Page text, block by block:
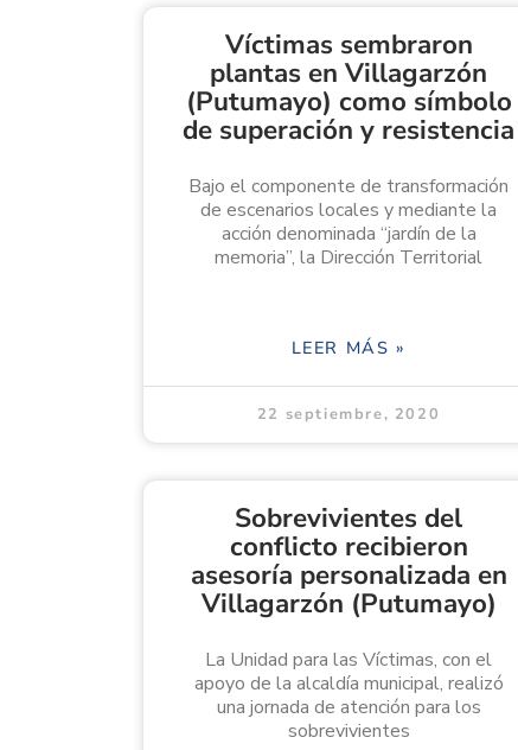
Víctimas sembraron
plantas en Villagarzón
(Putumayo) como símbolo
de superación y resistencia
Bajo el componente de transformación
de escenarios locales y mediante la
acción denominada “jardín de la
memoria”, la Dirección Territorial
LEER MÁS »
22 septiembre, 2020
Sobrevivientes del
conflicto recibieron
asesoría personalizada en
Villagarzón (Putumayo)
La Unidad para las Víctimas, con el
apoyo de la alcaldía municipal, realizó
una jornada de atención para los
sobrevivientes